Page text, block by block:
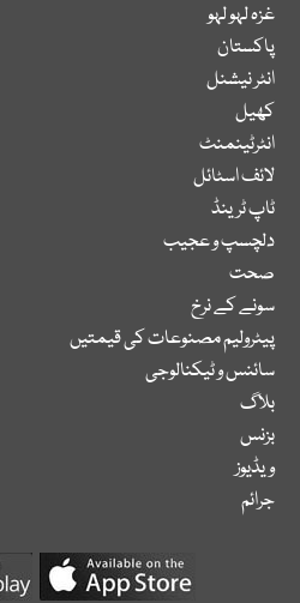
غزہ لہو لہو
پاکستان
انٹر نیشنل
کھیل
انٹرٹینمنٹ
لائف اسٹائل
ٹاپ ٹرینڈ
دلچسپ و عجیب
صحت
سونے کے نرخ
پیٹرولیم مصنوعات کی قیمتیں
سائنس و ٹیکنالوجی
بلاگ
بزنس
ویڈیوز
جرائم